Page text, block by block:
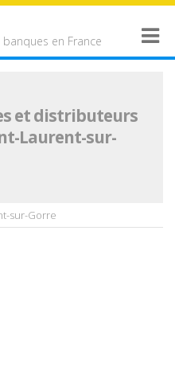
en France
et distributeurs
Laurent-sur-
sur-Gorre